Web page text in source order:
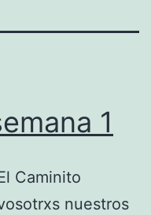
1
Caminito
nuestros